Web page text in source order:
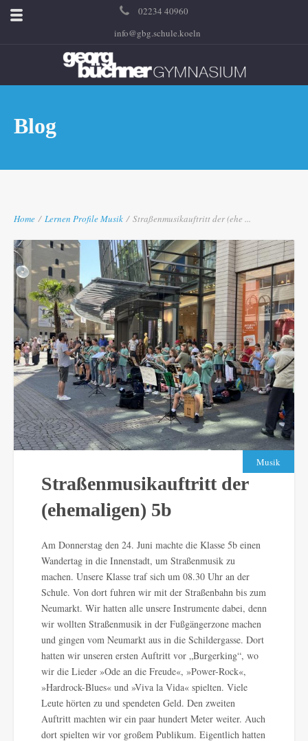
02234 40960
info@gbg.schule.koeln
Blog
Home / Lernen ProfileMusik / Straßenmusikauftritt der (ehe ...
Musik
Straßenmusikauftritt der
(ehemaligen) 5b
Am Donnerstag den 24. Juni machte die Klasse 5b einen
Wandertag in die Innenstadt, um Straßenmusik zu
machen. Unsere Klasse traf sich um 08.30 Uhr an der
Schule. Von dort fuhren wir mit der Straßenbahn bis zum
Neumarkt. Wir hatten alle unsere Instrumente dabei, denn
wir wollten Straßenmusik in der Fußgängerzone machen
und gingen vom Neumarkt aus in die Schildergasse. Dort
hatten wir unseren ersten Auftritt vor „Burgerking“, wo
wir die Lieder »Ode an die Freude«, »Power-Rock«,
»Hardrock-Blues« und »Viva la Vida« spielten. Viele
Leute hörten zu und spendeten Geld. Den zweiten
Auftritt machten wir ein paar hundert Meter weiter. Auch
dort spielten wir vor großem Publikum. Eigentlich hatten